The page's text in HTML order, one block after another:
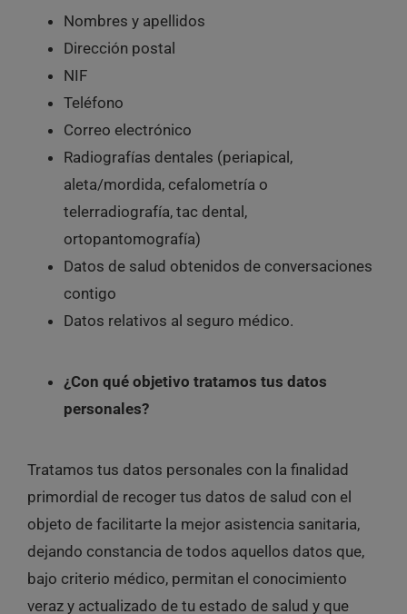
Nombres y apellidos
Dirección postal
NIF
Teléfono
Correo electrónico
Radiografías dentales (periapical,
aleta/mordida, cefalometría o
telerradiografía, tac dental,
ortopantomografía)
Datos de salud obtenidos de conversaciones
contigo
Datos relativos al seguro médico.
¿Con qué objetivo tratamos tus datos
personales?
Tratamos tus datos personales con la finalidad
primordial de recoger tus datos de salud con el
objeto de facilitarte la mejor asistencia sanitaria,
dejando constancia de todos aquellos datos que,
bajo criterio médico, permitan el conocimiento
veraz y actualizado de tu estado de salud y que